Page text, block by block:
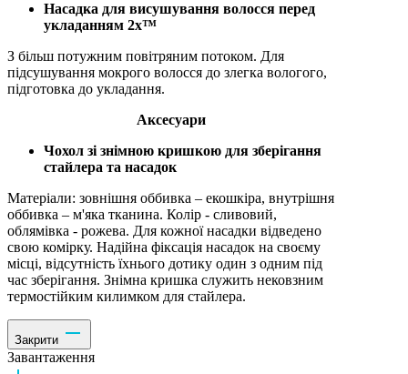
Насадка для висушування волосся перед
укладанням 2x™
З більш потужним повітряним потоком. Для
підсушування мокрого волосся до злегка вологого,
підготовка до укладання.
Аксесуари
Чохол зі знімною кришкою для зберігання
стайлера та насадок
Матеріали: зовнішня оббивка – екошкіра, внутрішня
оббивка – м'яка тканина. Колір - сливовий,
облямівка - рожева. Для кожної насадки відведено
свою комірку. Надійна фіксація насадок на своєму
місці, відсутність їхнього дотику один з одним під
час зберігання. Знімна кришка служить нековзним
термостійким килимком для стайлера.
Закрити
Завантаження